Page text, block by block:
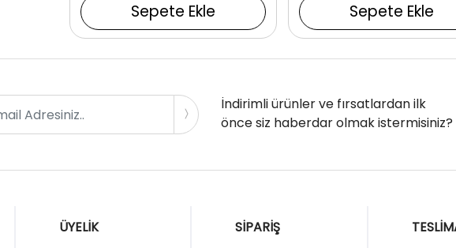
Sepete Ekle Sepete Ekle
İndirimli ürünler ve fırsatlardan ilk
önce siz haberdar olmak istermisiniz?
ÜYELİK SİPARİŞ